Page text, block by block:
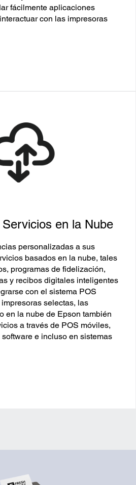
fácilmente aplicaciones
con las impresoras
en la Nube
personalizadas a sus
basados en la nube, tales
programas de fidelización,
y recibos digitales inteligentes
con el sistema POS
selectas, las
en la nube de Epson también
a través de POS móviles,
e incluso en sistemas